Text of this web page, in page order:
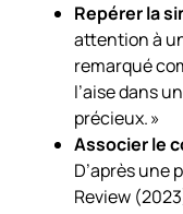
Repérer la
attention à
remarqué
l’aise dans
précieux. »
Associer le
D’après une
Review